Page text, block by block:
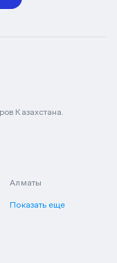
Казахстана.
Алматы
Показать еще